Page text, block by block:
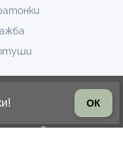
за нови модели и
ОК